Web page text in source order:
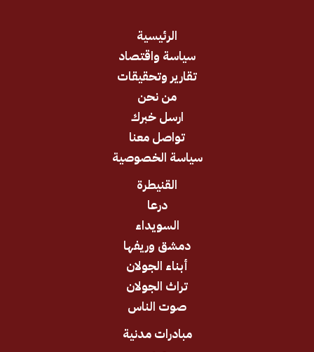
سياسة واقتصاد
تقارير وتحقيقات
ارسل خبرك
تواصل معنا
سياسة الخصوصية
دمشق وريفها
أبناء الجولان
تراث الجولان
صوت الناس
مبادرات مدنية